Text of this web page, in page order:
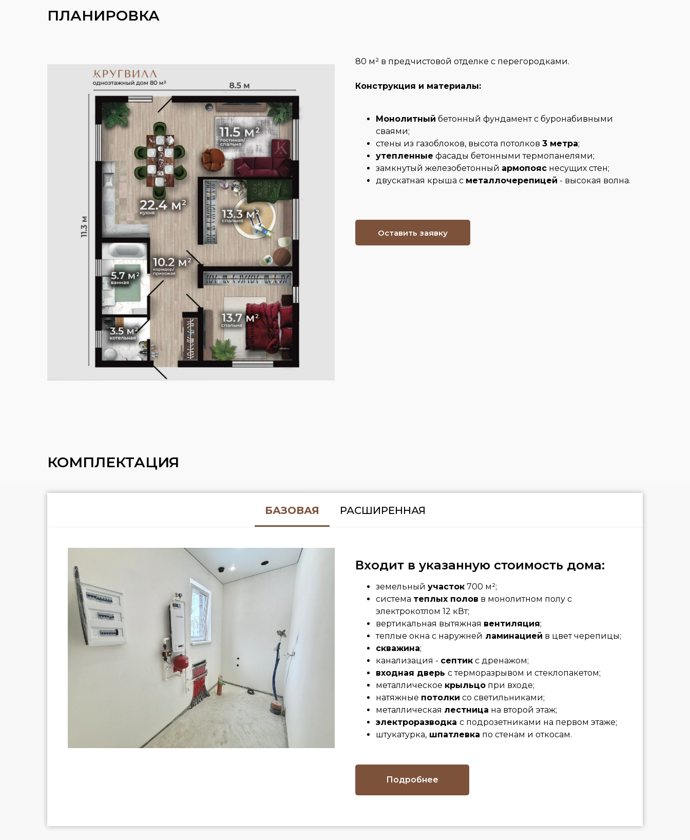
ПЛАНИРОВКА
80 м² в предчистовой отделке с перегородками.
Конструкция и материалы:
Монолитный бетонный фундамент с буронабивными
сваями;
стены из газоблоков, высота потолков 3 метра;
утепленные фасады бетонными термопанелями;
замкнутый железобетонный армопояс несущих стен;
двускатная крыша с металлочерепицей - высокая волна.
Оставить заявку
КОМПЛЕКТАЦИЯ
БАЗОВАЯ РАСШИРЕННАЯ
Входит в указанную стоимость дома:
земельный участок 700 м²;
система теплых полов в монолитном полу с
электрокотлом 12 кВт;
вертикальная вытяжная вентиляция;
теплые окна с наружней ламинацией в цвет черепицы;
скважина;
канализация - септик с дренажом;
входная дверь с терморазрывом и стеклопакетом;
металлическое крыльцо при входе;
натяжные потолки со светильниками;
металлическая лестница на второй этаж;
электроразводка с подрозетниками на первом этаже;
штукатурка, шпатлевка по стенам и откосам.
Подробнее